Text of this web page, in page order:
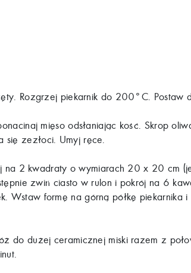
Rozgrzej piekarnik do 200°C. Postaw
mięso odsłaniając kość. Skrop
się zezłoci. Umyj ręce.
na 2 kwadraty o wymiarach 20 x 20 cm
zwiń ciasto w rulon i pokrój na 6
Wstaw formę na górną półkę piekarnika
do dużej ceramicznej miski razem z